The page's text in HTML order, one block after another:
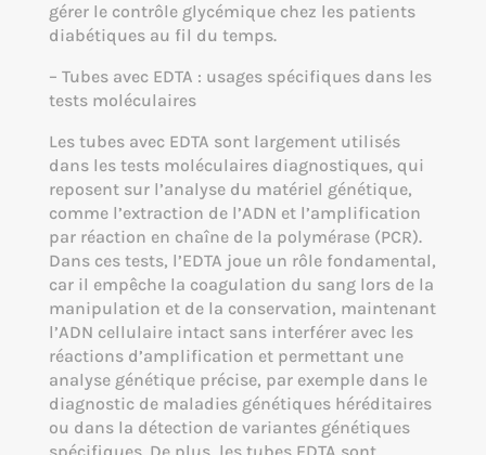
gérer le contrôle glycémique chez les patients
diabétiques au fil du temps.
– Tubes avec EDTA : usages spécifiques dans les
tests moléculaires
Les tubes avec EDTA sont largement utilisés
dans les tests moléculaires diagnostiques, qui
reposent sur l’analyse du matériel génétique,
comme l’extraction de l’ADN et l’amplification
par réaction en chaîne de la polymérase (PCR).
Dans ces tests, l’EDTA joue un rôle fondamental,
car il empêche la coagulation du sang lors de la
manipulation et de la conservation, maintenant
l’ADN cellulaire intact sans interférer avec les
réactions d’amplification et permettant une
analyse génétique précise, par exemple dans le
diagnostic de maladies génétiques héréditaires
ou dans la détection de variantes génétiques